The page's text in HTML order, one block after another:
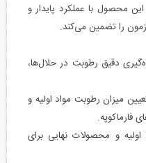
محصول با عملکرد پایدار و
را تضمین می‌کند.
دقیق رطوبت در حلال‌ها،
میزان رطوبت مواد اولیه و
فارماکوپه.
و محصولات نهایی برای